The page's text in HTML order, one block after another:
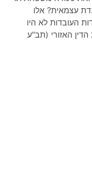
עצמאית? אלו
השאלות העולות בעניין שבפנינו. העובדות העובדות לא היו
האזורי (תב"ע